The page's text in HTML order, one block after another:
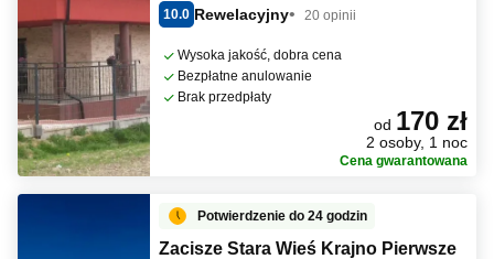
10.0 Rewelacyjny 20 opinii
Wysoka jakość, dobra cena
Bezpłatne anulowanie
Brak przedpłaty
od 170 zł
2 osoby, 1 noc
Cena gwarantowana
Potwierdzenie do 24 godzin
Zacisze Stara Wieś Krajno Pierwsze